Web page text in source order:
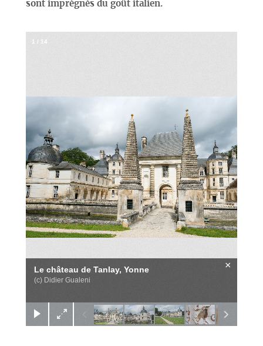
sont imprégnés du goût italien.
Le château de Tanlay, Yonne
(c) Didier Gualeni
×
1 / 14